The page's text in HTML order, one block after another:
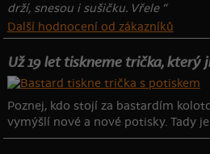
drží, snesou i sušičku. Vřele “
Další hodnocení od zákazníků
Už 19 let tiskneme trička, který
Poznej, kdo stojí za bastardím
vymýšlí nové a nové potisky. Tady